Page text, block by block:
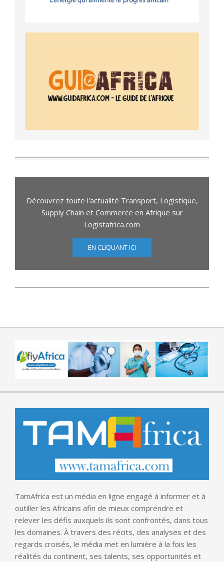
Découvrez toute l'actualité Transport, Logistique,
Supply Chain et Commerce en Afrique sur
Logistafrica.com
EN CLIQUANT ICI
TamAfrica est un média en ligne engagé à informer et à
outiller les Africains afin de mieux comprendre et
relever les défis auxquels ils sont confrontés, dans tous
les domaines. À travers des récits, des analyses et des
regards croisés, le média met en lumière à la fois les
réalités du continent, ses talents, ses opportunités et